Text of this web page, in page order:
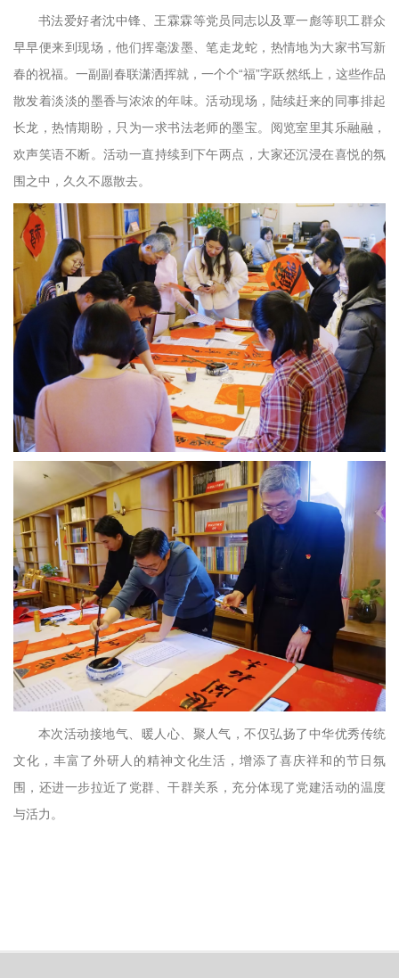
书法爱好者沈中锋、王霖霖等党员同志以及覃一彪等职工群众
早早便来到现场，他们挥毫泼墨、笔走龙蛇，热情地为大家书写新
春的祝福。一副副春联潇洒挥就，一个个“福”字跃然纸上，这些作品
散发着淡淡的墨香与浓浓的年味。活动现场，陆续赶来的同事排起
长龙，热情期盼，只为一求书法老师的墨宝。阅览室里其乐融融，
欢声笑语不断。活动一直持续到下午两点，大家还沉浸在喜悦的氛
围之中，久久不愿散去。
本次活动接地气、暖人心、聚人气，不仅弘扬了中华优秀传统
文化，丰富了外研人的精神文化生活，增添了喜庆祥和的节日氛
围，还进一步拉近了党群、干群关系，充分体现了党建活动的温度
与活力。